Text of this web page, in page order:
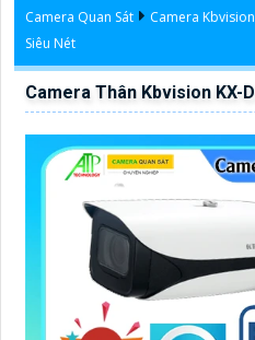
Camera Quan Sát Camera
Siêu Nét
Camera Thân Kbvision KX-